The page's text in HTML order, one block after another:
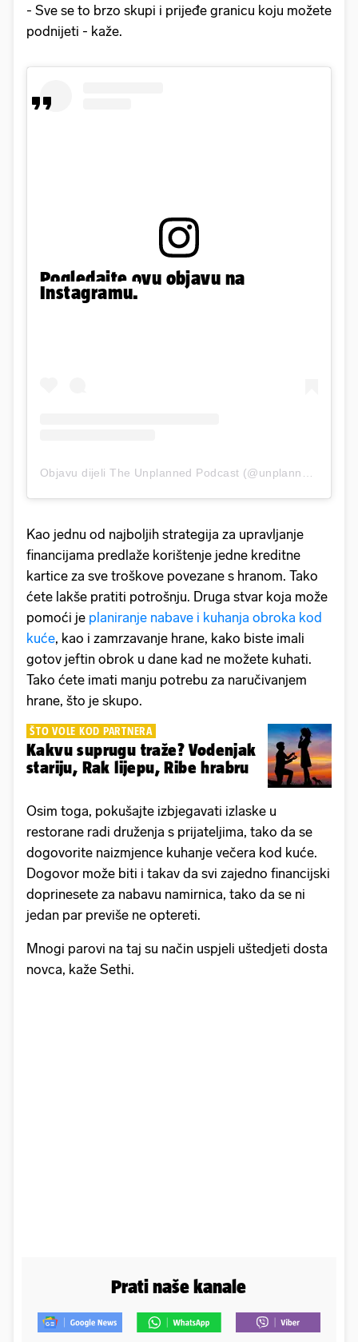
- Sve se to brzo skupi i prijeđe granicu koju možete
podnijeti - kaže.
Pogledajte ovu objavu na
Instagramu.
Kao jednu od najboljih strategija za upravljanje
financijama predlaže korištenje jedne kreditne
kartice za sve troškove povezane s hranom. Tako
ćete lakše pratiti potrošnju. Druga stvar koja može
pomoći je planiranje nabave i kuhanja obroka kod
kuće, kao i zamrzavanje hrane, kako biste imali
gotov jeftin obrok u dane kad ne možete kuhati.
Tako ćete imati manju potrebu za naručivanjem
hrane, što je skupo.
ŠTO VOLE KOD PARTNERA
Kakvu suprugu traže? Vodenjak
stariju, Rak lijepu, Ribe hrabru
Osim toga, pokušajte izbjegavati izlaske u
restorane radi druženja s prijateljima, tako da se
dogovorite naizmjence kuhanje večera kod kuće.
Dogovor može biti i takav da svi zajedno financijski
doprinesete za nabavu namirnica, tako da se ni
jedan par previše ne optereti.
Mnogi parovi na taj su način uspjeli uštedjeti dosta
novca, kaže Sethi.
Prati naše kanale